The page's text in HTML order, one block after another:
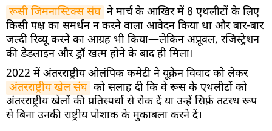
रूसी जिमनास्टिक्स संघ ने मार्च के आखिर में 8 एथलीटों के लिए
किसी पक्ष का समर्थन न करने वाला आवेदन किया था और बार-बार
जल्दी रिव्यू करने का आग्रह भी किया—लेकिन अप्रूवल, रजिस्ट्रेशन
की डेडलाइन और ड्रॉ खत्म होने के बाद ही मिला।
2022 में अंतरराष्ट्रीय ओलंपिक कमेटी ने यूक्रेन विवाद को लेकर
अंतरराष्ट्रीय खेल संघ को सलाह दी कि वे रूस के एथलीटों को
अंतरराष्ट्रीय खेलों की प्रतिस्पर्धा से रोक दें या उन्हें सिर्फ़ तटस्थ रूप
से बिना उनकी राष्ट्रीय पोशाक के मुकाबला करने दें।